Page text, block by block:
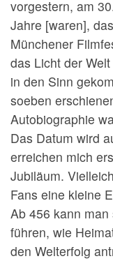
vorgestern, am
Jahre [waren],
Münchener
das Licht der
in den Sinn
soeben
Autobiographie
Das Datum wird
erreichen mich
Jubiläum.
Fans eine kleine
Ab 456 kann
führen, wie
den Welterfolg